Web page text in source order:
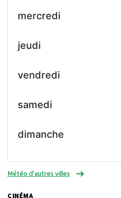
mercredi
jeudi
vendredi
samedi
dimanche
Météo d'autres villes
CINÉMA